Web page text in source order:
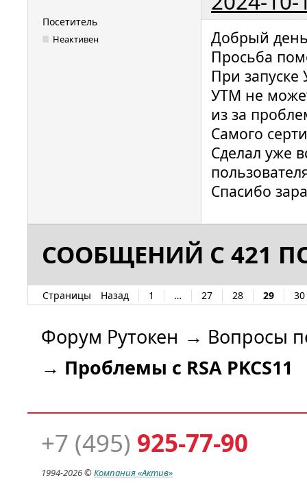
Посетитель
Неактивен
Добрый
Просьба
При
УТМ не
из за
Самого
Сделал уже
Спасибо
СООБЩЕНИЙ С 421
Страницы Назад 1 … 27 28 29 30
Форум Рутокен → Вопросы
→ Проблемы с RSA PKCS11
+7 (495) 925-77-90
1994-2026 ©Компания«Актив»